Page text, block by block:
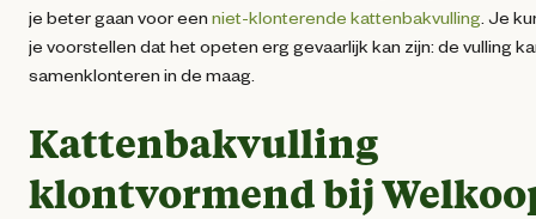
je beter gaan voor een niet-klonterende kattenbakvulling . Je
je voorstellen dat het opeten erg gevaarlijk kan zijn: de vulling
samenklonteren in de maag.
Kattenbakvulling
klontvormendbij